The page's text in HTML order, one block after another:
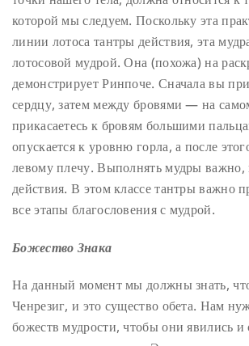
которой мы следуем. Поскольку эта
линии лотоса тантры действия, эта
лотосовой мудрой. Она (похожа) на
демонстрирует Ринпоче. Сначала вы
сердцу, затем между бровями — на
прикасаетесь к бровям большими
опускается к уровню горла, а после
левому плечу. Выполнять мудры важно,
действия. В этом классе тантры важно
все этапы благословения с мудрой.
Божество Знака
На данный момент мы должны знать,
Ченрезиг, и это существо обета. Нам
божеств мудрости, чтобы они явились и